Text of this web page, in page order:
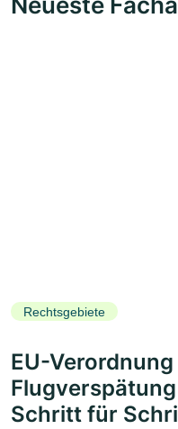
Rechtsgebiete
EU-
Schritt für